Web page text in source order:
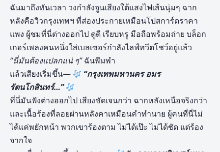
ฉันมาถึงทันเวลา วงกำลังจูนเสียงใต้แสงไฟเส้นนุ่มๆ ฉาก
หลังคือวิวกรุงเทพฯ ที่ส่องประกายเหมือนโปสการ์ดราคา
แพง ผู้ชมที่นี่ต่างออกไป ดูดี เรียบหรู มือถือพร้อมถ่าย บล็อก
เกอร์เพลงคนหนึ่งใส่เบลเซอร์กำลังไลฟ์ทวีตโชว์อยู่แล้ว
“นี่มันต้องแปลกแน่ ๆ”ฉันพึมพำ
แล้วเสียงเริ่มขึ้น—
“กรุงเทพมหานคร อมร
รัตนโกสินทร์…”
ที่นี่มันฟังต่างออกไป เสียงชัดเจนกว่า ฉากหลังเหนือจริงกว่า
และเนื้อร้องที่ลอยผ่านหลังคาเหมือนคำทำนาย ผู้คนที่นี่ไม่
ได้แค่พยักหน้า พวกเขาร้องตาม ไม่ได้เป๊ะ ไม่ได้ชัด แต่ร้อง
จากใจ